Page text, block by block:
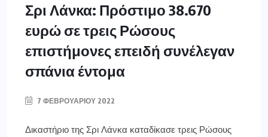
Σρι Λάνκα: Πρόστιμο 38.670
ευρώ σε τρεις Ρώσους
επιστήμονες επειδή συνέλεγαν
σπάνια έντομα
7 ΦΕΒΡΟΥΑΡΊΟΥ 2022
Δικαστήριο της Σρι Λάνκα καταδίκασε τρεις Ρώσους